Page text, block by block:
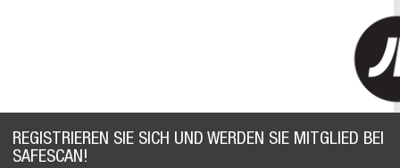
REGISTRIEREN SIE SICH UND WERDEN SIE MITGLIED BEI
SAFESCAN!